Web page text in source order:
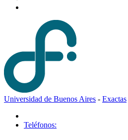
Universidad de Buenos Aires - Exactas
Teléfonos: